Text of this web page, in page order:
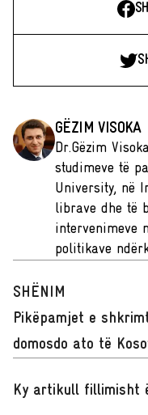
GËZIM VISOKA
Dr.Gëzim
studimeve të
University, në
librave dhe të
intervenimeve
politikave
SHËNIM
Pikëpamjet e
domosdo ato të
Ky artikull fillimisht